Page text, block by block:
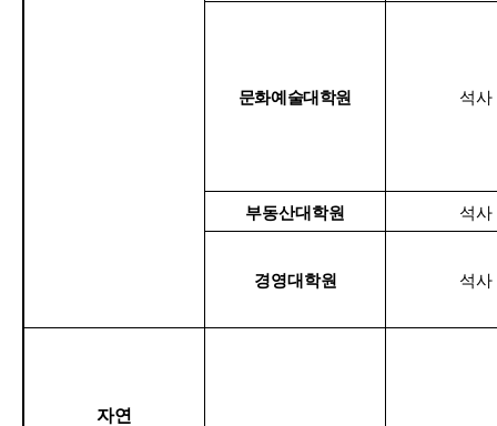
문화예술대학원 석사
부동산대학원 석사
경영대학원 석사
자연